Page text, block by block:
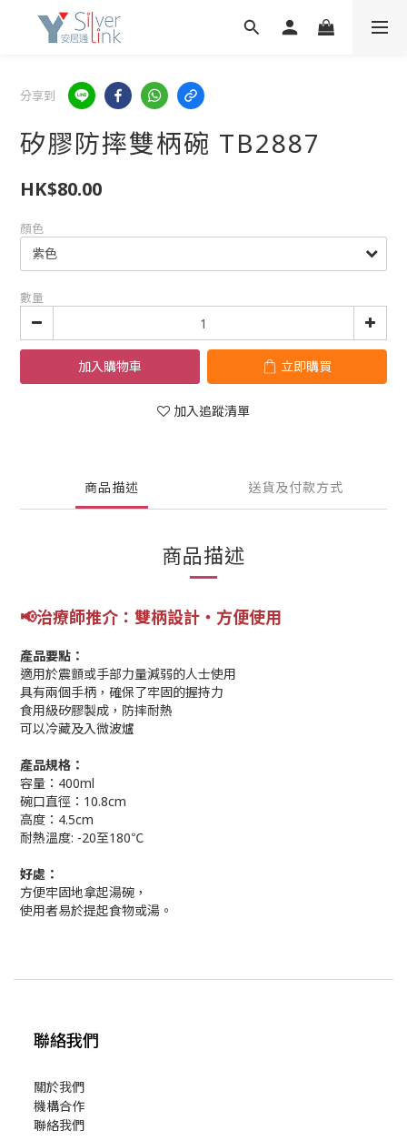
分享到
矽膠防摔雙柄碗 TB2887
HK$80.00
顏色
數量
加入購物車 立即購買
加入追蹤清單
商品描述 送貨及付款方式
商品描述
📢治療師推介：雙柄設計‧方便使用
產品要點：
適用於震顫或手部力量減弱的人士使用
具有兩個手柄，確保了牢固的握持力
食用級矽膠製成，防摔耐熱
可以冷藏及入微波爐
產品規格：
容量：400ml
碗口直徑：10.8cm
高度：4.5cm
耐熱溫度: -20至180℃
好處：
方便牢固地拿起湯碗，
使用者易於提起食物或湯。
聯絡我們
關於我們
機構合作
聯絡我們